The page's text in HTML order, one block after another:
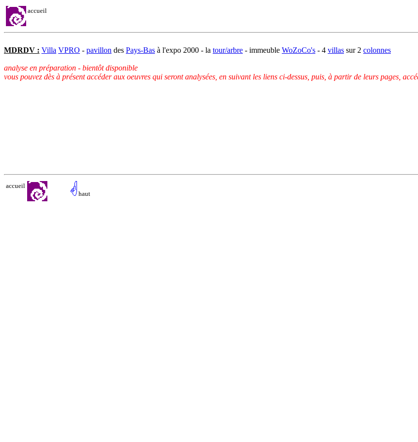
accueil
MDRDV : Villa VPRO - pavillon des Pays-Bas à l'expo 2000 - la tour/arbre - immeuble WoZoCo's - 4 villas sur 2 colonnes
analyse en préparation - bientôt disponible
vous pouvez dès à présent accéder aux oeuvres qui seront analysées, en suivant les liens ci-dessus, puis, à partir de leurs pages,
accueil
haut